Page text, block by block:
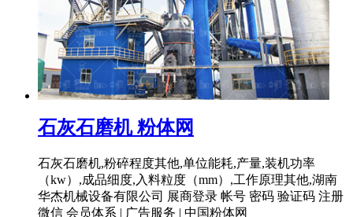
石灰石磨机 粉体网
石灰石磨机,粉碎程度其他,单位能耗,产量,装机功率
（kw）,成品细度,入料粒度（mm）,工作原理其他,湖南
华杰机械设备有限公司 展商登录 帐号 密码 验证码 注册
微信 会员体系 | 广告服务 | 中国粉体网